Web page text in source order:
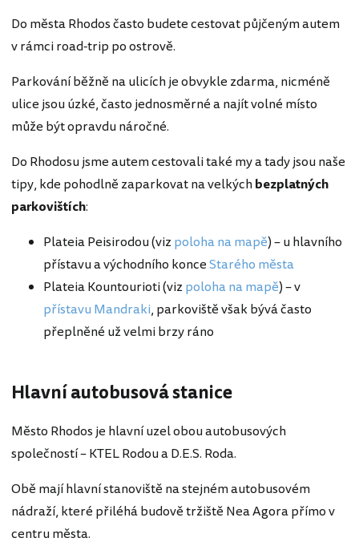
Do města Rhodos často budete cestovat půjčeným autem
v rámci road-trip po ostrově.
Parkování běžně na ulicích je obvykle zdarma, nicméně
ulice jsou úzké, často jednosměrné a najít volné místo
může být opravdu náročné.
Do Rhodosu jsme autem cestovali také my a tady jsou naše
tipy, kde pohodlně zaparkovat na velkýchbezplatných
parkovištích:
Plateia Peisirodou (vizpoloha na mapě) – u hlavního
přístavu a východního konceStarého města
Plateia Kountourioti (vizpoloha na mapě) – v
přístavu Mandraki, parkoviště však bývá často
přeplněné už velmi brzy ráno
Hlavní autobusová stanice
Město Rhodos je hlavní uzel obou autobusových
společností – KTEL Rodou a D.E.S. Roda.
Obě mají hlavní stanoviště na stejném autobusovém
nádraží, které přiléhá budově tržiště Nea Agora přímo v
centru města.